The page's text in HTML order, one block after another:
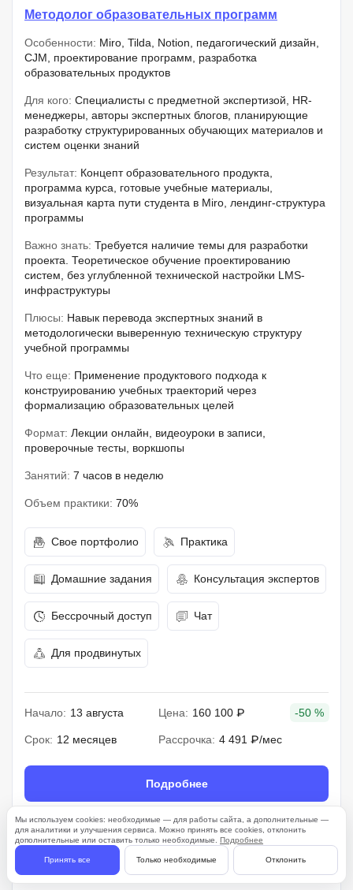
Методолог образовательных программ
Особенности: Miro, Tilda, Notion, педагогический дизайн,
CJM, проектирование программ, разработка
образовательных продуктов
Для кого: Специалисты с предметной экспертизой, HR-
менеджеры, авторы экспертных блогов, планирующие
разработку структурированных обучающих материалов и
систем оценки знаний
Результат: Концепт образовательного продукта,
программа курса, готовые учебные материалы,
визуальная карта пути студента в Miro, лендинг-структура
программы
Важно знать: Требуется наличие темы для разработки
проекта. Теоретическое обучение проектированию
систем, без углубленной технической настройки LMS-
инфраструктуры
Плюсы: Навык перевода экспертных знаний в
методологически выверенную техническую структуру
учебной программы
Что еще: Применение продуктового подхода к
конструированию учебных траекторий через
формализацию образовательных целей
Формат: Лекции онлайн, видеоуроки в записи,
проверочные тесты, воркшопы
Занятий: 7 часов в неделю
Объем практики: 70%
Свое портфолио Практика
Домашние задания Консультация экспертов
Бессрочный доступ Чат
Для продвинутых
Начало: 13 августа Цена: 160 100 ₽ -50 %
Срок: 12 месяцев Рассрочка: 4 491 ₽/мес
Подробнее
4.1
51 отзыв
Мы используем cookies: необходимые — для работы сайта, а дополнительные —
для аналитики и улучшения сервиса. Можно принять все cookies, отклонить
дополнительные или оставить только необходимые. Подробнее
Принять все Только необходимые Отклонить